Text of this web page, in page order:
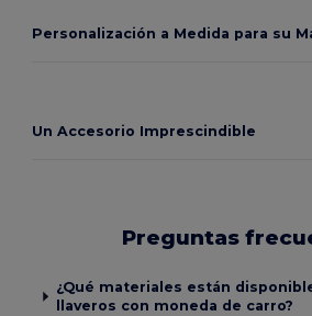
Personalización a Medida para su
Un Accesorio Imprescindible
Preguntas
¿Qué materiales están
llaveros con moneda de carro?